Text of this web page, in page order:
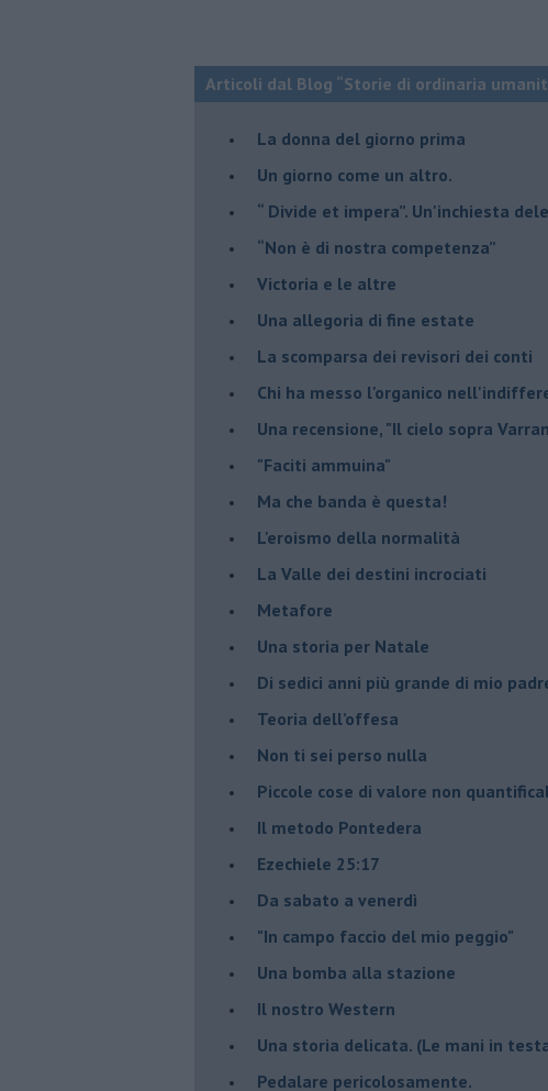
Articoli dal Blog “Storie di ordinaria
​La donna del giorno prima
​Un giorno come un altro.
​“ Divide et impera”. Un'inchiesta
“Non è di nostra competenza”
​Victoria e le altre
Una allegoria di fine estate
La scomparsa dei revisori dei conti
Chi ha messo l'organico
Una recensione, "Il cielo sopra
​"Faciti ammuina"
Ma che banda è questa!
L'eroismo della normalità
​La Valle dei destini incrociati
Metafore
​Una storia per Natale
​Di sedici anni più grande di mio
Teoria dell’offesa
​Non ti sei perso nulla
​Piccole cose di valore non
​Il metodo Pontedera
​Ezechiele 25:17
Da sabato a venerdì
"In campo faccio del mio peggio"
Una bomba alla stazione
Il nostro Western
Una storia delicata. (Le mani in
Pedalare pericolosamente.